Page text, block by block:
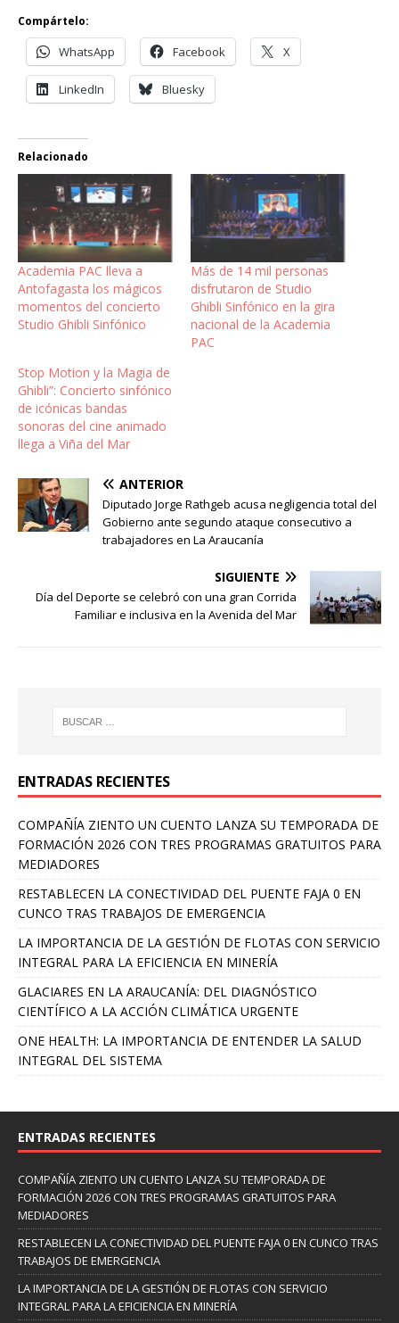
Compártelo:
WhatsApp Facebook X
LinkedIn Bluesky
Relacionado
Academia PAC lleva a
Antofagasta los mágicos
momentos del concierto
Studio Ghibli Sinfónico
Más de 14 mil personas
disfrutaron de Studio
Ghibli Sinfónico en la gira
nacional de la Academia
PAC
Stop Motion y la Magia de
Ghibli”: Concierto sinfónico
de icónicas bandas
sonoras del cine animado
llega a Viña del Mar
ANTERIOR
Diputado Jorge Rathgeb acusa negligencia total del
Gobierno ante segundo ataque consecutivo a
trabajadores en La Araucanía
SIGUIENTE
Día del Deporte se celebró con una gran Corrida
Familiar e inclusiva en la Avenida del Mar
ENTRADAS RECIENTES
COMPAÑÍA ZIENTO UN CUENTO LANZA SU TEMPORADA DE
FORMACIÓN 2026 CON TRES PROGRAMAS GRATUITOS PARA
MEDIADORES
RESTABLECEN LA CONECTIVIDAD DEL PUENTE FAJA 0 EN
CUNCO TRAS TRABAJOS DE EMERGENCIA
LA IMPORTANCIA DE LA GESTIÓN DE FLOTAS CON SERVICIO
INTEGRAL PARA LA EFICIENCIA EN MINERÍA
GLACIARES EN LA ARAUCANÍA: DEL DIAGNÓSTICO
CIENTÍFICO A LA ACCIÓN CLIMÁTICA URGENTE
ONE HEALTH: LA IMPORTANCIA DE ENTENDER LA SALUD
INTEGRAL DEL SISTEMA
ENTRADAS RECIENTES
COMPAÑÍA ZIENTO UN CUENTO LANZA SU TEMPORADA DE
FORMACIÓN 2026 CON TRES PROGRAMAS GRATUITOS PARA
MEDIADORES
RESTABLECEN LA CONECTIVIDAD DEL PUENTE FAJA 0 EN CUNCO TRAS
TRABAJOS DE EMERGENCIA
LA IMPORTANCIA DE LA GESTIÓN DE FLOTAS CON SERVICIO
INTEGRAL PARA LA EFICIENCIA EN MINERÍA